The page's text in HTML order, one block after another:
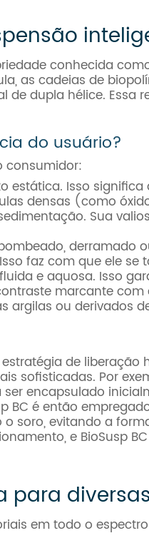
conhecida
as cadeias de
dupla hélice. Essa
do usuário?
consumidor:
Isso
densas (como
Sua
derramado
faz com que ele se
e aquosa. Isso
marcante com
argilas ou derivados
de liberação
sofisticadas. Por
ser encapsulado
BC é então
soro, evitando a
e BioSusp
para
em todo o